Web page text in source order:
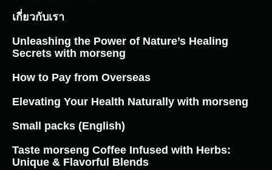
เกี่ยวกับเรา
Unleashing the Power of Nature’s Healing
Secrets with morseng
How to Pay from Overseas
Elevating Your Health Naturally with morseng
Small packs (English)
Taste morseng Coffee Infused with Herbs:
Unique & Flavorful Blends